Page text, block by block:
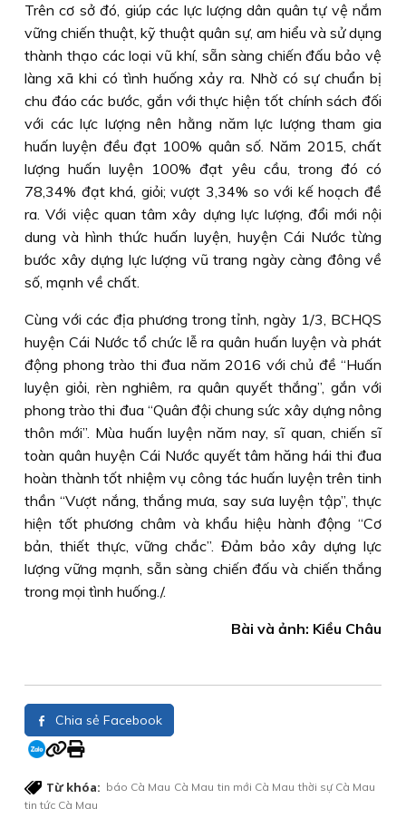
Trên cơ sở đó, giúp các lực lượng dân quân tự vệ nắm
vững chiến thuật, kỹ thuật quân sự, am hiểu và sử dụng
thành thạo các loại vũ khí, sẵn sàng chiến đấu bảo vệ
làng xã khi có tình huống xảy ra. Nhờ có sự chuẩn bị
chu đáo các bước, gắn với thực hiện tốt chính sách đối
với các lực lượng nên hằng năm lực lượng tham gia
huấn luyện đều đạt 100% quân số. Năm 2015, chất
lượng huấn luyện 100% đạt yêu cầu, trong đó có
78,34% đạt khá, giỏi; vượt 3,34% so với kế hoạch đề
ra. Với việc quan tâm xây dựng lực lượng, đổi mới nội
dung và hình thức huấn luyện, huyện Cái Nước từng
bước xây dựng lực lượng vũ trang ngày càng đông về
số, mạnh về chất.
Cùng với các địa phương trong tỉnh, ngày 1/3, BCHQS
huyện Cái Nước tổ chức lễ ra quân huấn luyện và phát
động phong trào thi đua năm 2016 với chủ đề “Huấn
luyện giỏi, rèn nghiêm, ra quân quyết thắng”, gắn với
phong trào thi đua “Quân đội chung sức xây dựng nông
thôn mới”. Mùa huấn luyện năm nay, sĩ quan, chiến sĩ
toàn quân huyện Cái Nước quyết tâm hăng hái thi đua
hoàn thành tốt nhiệm vụ công tác huấn luyện trên tinh
thần “Vượt nắng, thắng mưa, say sưa luyện tập”, thực
hiện tốt phương châm và khẩu hiệu hành động “Cơ
bản, thiết thực, vững chắc”. Đảm bảo xây dựng lực
lượng vững mạnh, sẵn sàng chiến đấu và chiến thắng
trong mọi tình huống./.
Bài và ảnh: Kiều Châu
Chia sẻ Facebook
Từ khóa: báo Cà Mau Cà Mau tin mới Cà Mau thời sự Cà Mau
tin tức Cà Mau